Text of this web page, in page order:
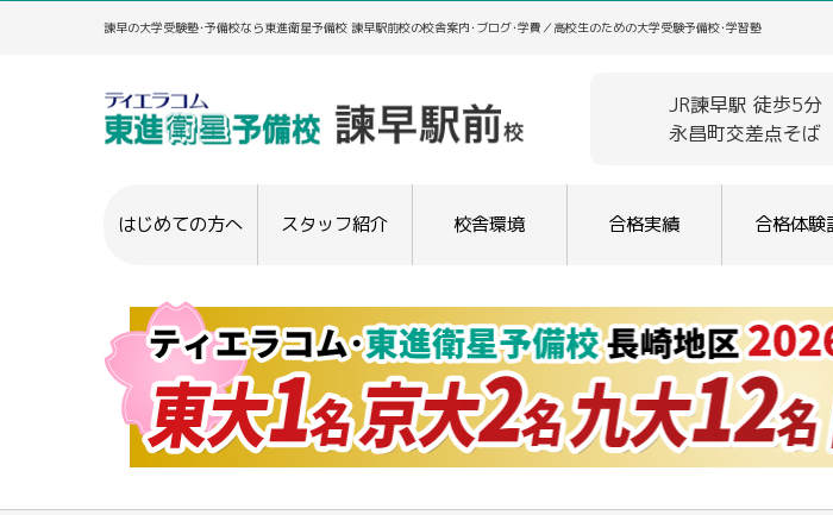
諫早の大学受験塾･予備校なら東進衛星予備校 諫早駅前校の校舎案内･ブログ･学費／高校生のための大学受験予備校･学習塾
JR諫早駅 徒歩5分
永昌町交差点そば
はじめての方へ スタッフ紹介 校舎環境 合格実績 合格体験